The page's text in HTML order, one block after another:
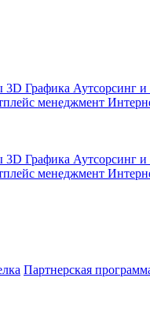
3D Графика Аутсорсинг и
менеджмент
3D Графика Аутсорсинг и
менеджмент
Партнерская